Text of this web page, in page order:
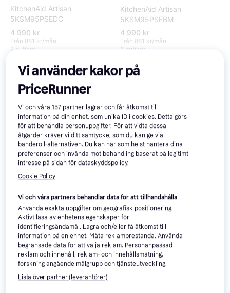
KitchenAid Artisan
5KSM95PSEDC
4 990 kr
Från 881 kr/mån
2 butiker
KitchenAid Artisan
5KSM95PSEBM
4 990 kr
Från 881 kr/mån
6 butiker
KitchenAid Artisan
4 990 kr
Från 881 kr/mån
9 butiker
4 390 kr
9 butiker
Vi använder kakor på
PriceRunner
Vi och våra157 partner lagrar och får åtkomst till
information på din enhet, som unika ID i cookies. Detta görs
för att behandla personuppgifter. För att vidta dessa
åtgärder kräver vi ditt samtycke, som du kan ge via
banderoll-alternativen. Du kan när som helst hantera dina
preferenser och invända mot behandling baserat på legitimt
intresse på sidan för dataskyddspolicy.
Cookie Policy
Vi och våra partners behandlar data för att tillhandahålla
Använda exakta uppgifter om geografisk positionering.
Aktivt läsa av enhetens egenskaper för
identifieringsändamål. Lagra och/eller få åtkomst till
information på en enhet. Mäta reklamprestanda. Använda
begränsade data för att välja reklam. Personanpassad
reklam och innehåll, reklam- och innehållsmätning,
forskning angående målgrupp och tjänsteutveckling.
Lista över partner (leverantörer)